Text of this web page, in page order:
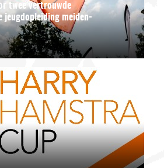
twee vertrouwde
jeugdopleiding meiden-